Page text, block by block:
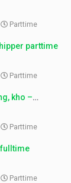
Parttime
parttime
Parttime
kho –
Parttime
fulltime
Parttime